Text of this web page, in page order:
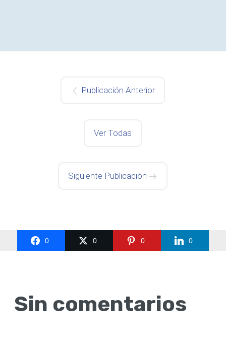
Publicación Anterior
Ver Todas
Siguiente Publicación
0 0 0 0
Sin comentarios